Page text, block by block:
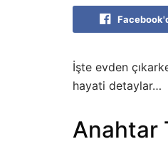
İşte evden
hayati detaylar…
Anahtar